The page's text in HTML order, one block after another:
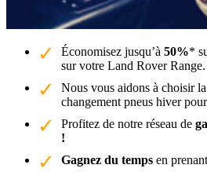
Économisez jusqu’à 50%*
sur votre Land Rover Range.
Nous vous aidons à choisir la
changement pneus hiver
Profitez de notre réseau de
!
Gagnez du temps en